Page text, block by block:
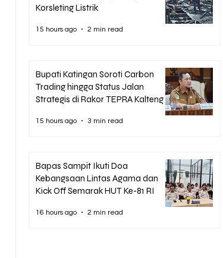
Korsleting Listrik
15 hours ago 2 min read
Bupati Katingan Soroti Carbon
Trading hingga Status Jalan
Strategis di Rakor TEPRA Kalteng
15 hours ago 3 min read
Bapas Sampit Ikuti Doa
Kebangsaan Lintas Agama dan
Kick Off Semarak HUT Ke-81 RI
16 hours ago 2 min read